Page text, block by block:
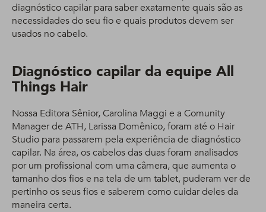
diagnóstico capilar para saber exatamente quais são as
necessidades do seu fio e quais produtos devem ser
usados no cabelo.
Diagnóstico capilar da equipe All
Things Hair
Nossa Editora Sênior, Carolina Maggi e a Comunity
Manager de ATH, Larissa Domênico, foram até o Hair
Studio para passarem pela experiência de diagnóstico
capilar. Na área, os cabelos das duas foram analisados
por um profissional com uma câmera, que aumenta o
tamanho dos fios e na tela de um tablet, puderam ver de
pertinho os seus fios e saberem como cuidar deles da
maneira certa.